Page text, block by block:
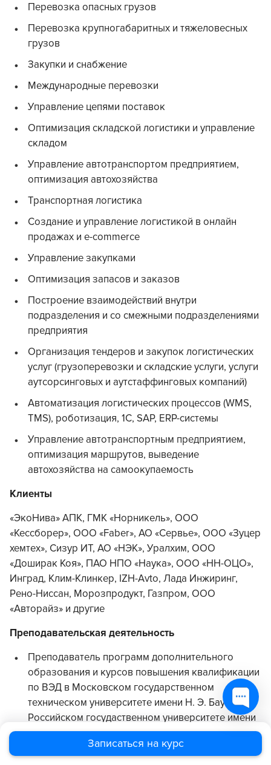
Записаться на курс
Перевозка опасных грузов
Перевозка крупногабаритных и тяжеловесных
грузов
Закупки и снабжение
Международные перевозки
Управление цепями поставок
Оптимизация складской логистики и управление
складом
Управление автотранспортом предприятием,
оптимизация автохозяйства
Транспортная логистика
Создание и управление логистикой в онлайн
продажах и e-commerce
Управление закупками
Оптимизация запасов и заказов
Построение взаимодействий внутри
подразделения и со смежными подразделениями
предприятия
Организация тендеров и закупок логистических
услуг (грузоперевозки и складские услуги, услуги
аутсорсинговых и аутстаффинговых компаний)
Автоматизация логистических процессов (WMS,
TMS), роботизация, 1С, SAP, ERP-системы
Управление автотранспортным предприятием,
оптимизация маршрутов, выведение
автохозяйства на самоокупаемость
Клиенты
«ЭкоНива» АПК, ГМК «Норникель», ООО
«Кессборер», ООО «Faber», АО «Сервье», ООО «Зуцер
хемтех», Сизур ИТ, АО «НЭК», Уралхим, ООО
«Доширак Коя», ПАО НПО «Наука», ООО «НН-ОЦО»,
Инград, Клим-Клинкер, IZH-Avto, Лада Инжиринг,
Рено-Ниссан, Морозпродукт, Газпром, ООО
«Авторайз» и другие
Преподавательская деятельность
Преподаватель программ дополнительного
образования и курсов повышения квалификации
по ВЭД в Московском государственном
техническом университете имени Н. Э. Баумана,
Российском госудаственном университете имени
Г. В. Плеханова, Российской академии
предпринимательства, Национальном